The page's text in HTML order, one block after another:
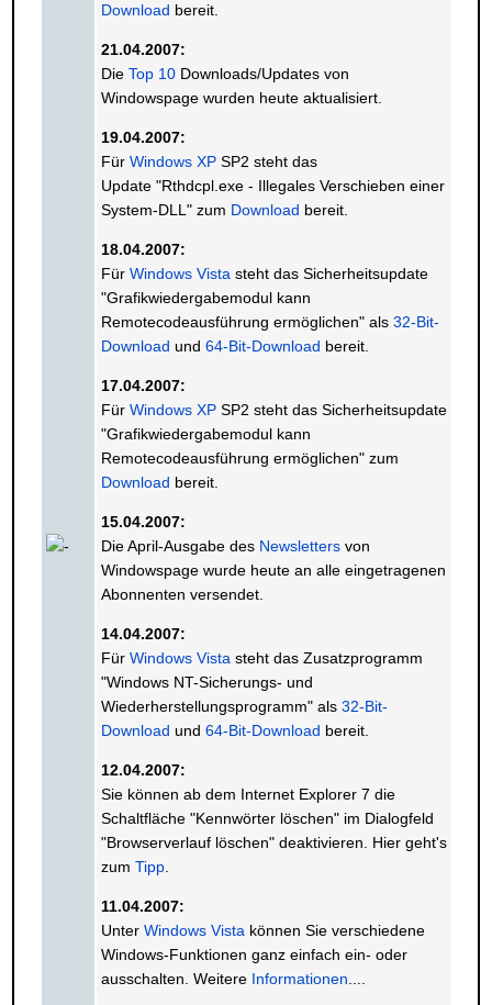
Download bereit.
21.04.2007:
Die Top 10Downloads/Updates von
Windowspage wurden heute aktualisiert.
19.04.2007:
Für Windows XPSP2 steht das
Update "Rthdcpl.exe - Illegales Verschieben einer
System-DLL" zum Download bereit.
18.04.2007:
Für Windows Vista steht das Sicherheitsupdate
"Grafikwiedergabemodul kann
Remotecodeausführung ermöglichen" als 32-Bit-
Download und 64-Bit-Download bereit.
17.04.2007:
Für Windows XPSP2 steht das Sicherheitsupdate
"Grafikwiedergabemodul kann
Remotecodeausführung ermöglichen" zum
Download bereit.
15.04.2007:
Die April-Ausgabe des Newslettersvon
Windowspage wurde heute an alle eingetragenen
Abonnenten versendet.
14.04.2007:
Für Windows Vista steht das Zusatzprogramm
"Windows NT-Sicherungs- und
Wiederherstellungsprogramm" als 32-Bit-
Download und 64-Bit-Download bereit.
12.04.2007:
Sie können ab dem Internet Explorer 7 die
Schaltfläche "Kennwörter löschen" im Dialogfeld
"Browserverlauf löschen" deaktivieren. Hier geht's
zum Tipp.
11.04.2007:
Unter Windows Vista können Sie verschiedene
Windows-Funktionen ganz einfach ein- oder
ausschalten. Weitere Informationen